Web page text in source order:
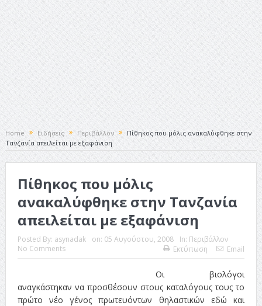
Τρία Βήματα Μπροστά για Σένα και την Επιχείρησή σου
Όψεις και Απόψεις
Αξίζει άραγε?
Home Ειδήσεις Περιβάλλον
Πίθηκος που μόλις ανακαλύφθηκε στην
Τανζανία απειλείται με εξαφάνιση
Πίθηκος που μόλις
ανακαλύφθηκε στην Τανζανία
απειλείται με εξαφάνιση
Posted By: asynadak on: 05 Αυγούστου, 2008 In: Περιβάλλον
No Comments
Εκτύπωση Email
Οι βιολόγοι
αναγκάστηκαν να προσθέσουν στους καταλόγους τους το
πρώτο νέο γένος πρωτευόντων θηλαστικών εδώ και